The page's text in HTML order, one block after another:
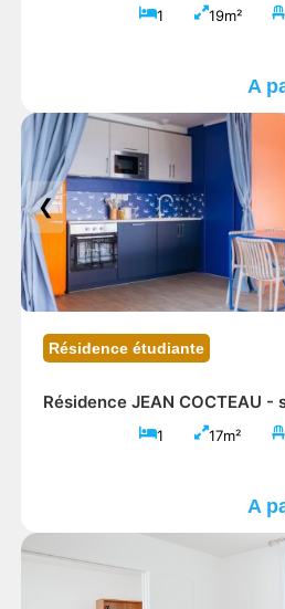
1 19m²
A
❮
Résidence étudiante
Résidence JEAN COCTEAU -
1 17m²
A